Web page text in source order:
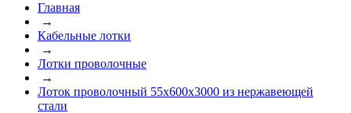
Главная
→
Кабельные лотки
→
Лотки проволочные
→
Лоток проволочный 55x600x3000 из нержавеющей
стали